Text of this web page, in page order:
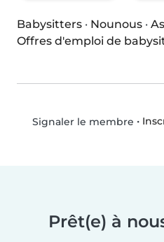
Babysitters · Nounous ·
Offres d'emploi de
Signaler le membre •
Prêt(e) à